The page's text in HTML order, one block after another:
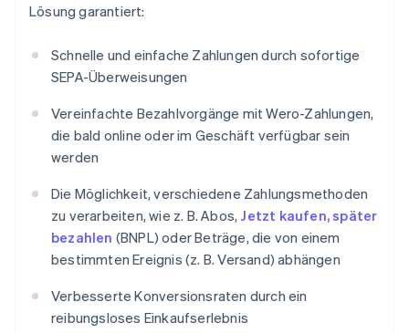
Lösung garantiert:
Schnelle und einfache Zahlungen durch sofortige
SEPA-Überweisungen
Vereinfachte Bezahlvorgänge mit Wero-Zahlungen,
die bald online oder im Geschäft verfügbar sein
werden
Die Möglichkeit, verschiedene Zahlungsmethoden
zu verarbeiten, wie z. B. Abos, Jetzt kaufen, später
bezahlen (BNPL) oder Beträge, die von einem
bestimmten Ereignis (z. B. Versand) abhängen
Verbesserte Konversionsraten durch ein
reibungsloses Einkaufserlebnis